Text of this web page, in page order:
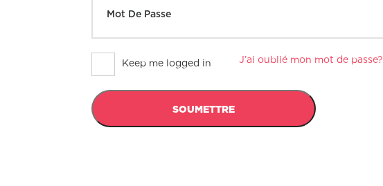
Mot De Passe
Keep me logged in J’ai oublié mon mot de passe?
SOUMETTRE